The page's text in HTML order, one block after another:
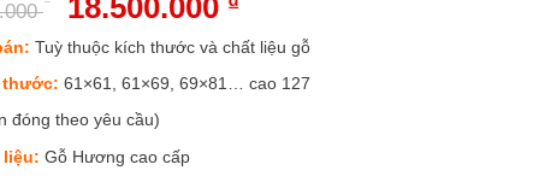
gốc
là:
25.500.000 ₫.
18.500.000
tại
18.500.000 ₫.
Tuỳ thuộc kích thước và chất liệu gỗ
thước: 61×61, 61×69, 69×81… cao 127
đóng theo yêu cầu)
liệu: Gỗ Hương cao cấp